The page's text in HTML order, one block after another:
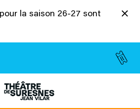
la saison 26-27 sont